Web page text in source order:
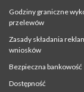
Godziny graniczne
przelewów
Zasady składania
wniosków
Bezpieczna bankowość
Dostępność